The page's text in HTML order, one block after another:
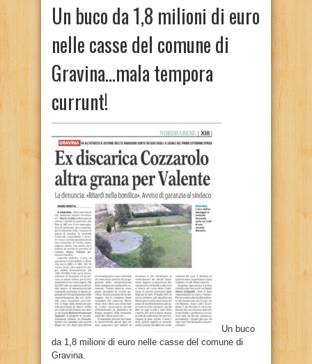
Un buco da 1,8 milioni di euro
nelle casse del comune di
Gravina…mala tempora
currunt!
Un buco
da 1,8 milioni di euro nelle casse del comune di
Gravina.